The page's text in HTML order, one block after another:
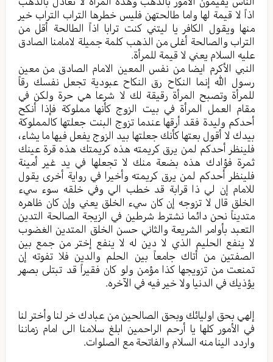
اذاً لا قيمة لها واما طالحتهن فليس خطرها التراب التراب خير
منها ويقول الكافر يا ليتني كنت ترابا اذاً الطالحة أقل من
التراب والصالحة أغلى من الذهب كلمة جميلة لامامنا الصادق
عليه السلام يعني لا قيمة للمرأة.
النبي الأكرم ايضا من نفس المعين الامام الصادق من معين
رسول الله إنما النكاح رق النكاح عبودية تجعل نفسك رقاً
للمرأة وتصبح المرأة رقيقة لك لا شرعا هي حرة ولكن في
مقام العمل المرأة في بيت الزوج كأنها مملوكة فإذا أنكح
أحدكم وليدة فقد أرقها عندما تزوج البنت جعلتها كالمملوكة
بيدك لا أقول بعتها كأنك جعلتها بيد الزوج يفعل فيها ما يشاء،
فلينظر أحدكم لمن يرق كريمته هذه كريمتك هذه قرة عينك
ثمرة فؤادك هذه بضعة منك لا تجعلها في يد غير أمينة
فلينظر أحدكم لمن يرق كريمته وأخيرا في رواية أخرى يقول
للامام إن لي ذا قرابة قد خطب الي وفي خلقه سوء سيء
الخلق قال لا تزوجه إن كان سيء الخلق يعني وإن كان ظاهره
متديناً نحن دائما نشترط شرطين في الزيجة الصالحة التدين
التعبد بأوامر الشريعة والثاني حسن الخلق المتدين الغضوب
لا ينفع الحليم الذي لا دين له لا ينفع إختر من جمع بين
الصفتين من أتاك جامعاً بين الحلم والدين فلا تفوته إن
تمنعت من تزويجها كذا مؤمن ولو كان فقيراً قد تبتلى بصهر
يؤذيك في الدنيا ولا خير فيه في الآخره.
إلهي بحق اوليائك وبحق الصالحين من عبادك خر لنا وأختر لنا
في الأمور كلها يا أرحم الراحمين ابلغ سلامنا الى امام زماننا
واردد الينا منه السلام والفاتحة مع الصلوات.